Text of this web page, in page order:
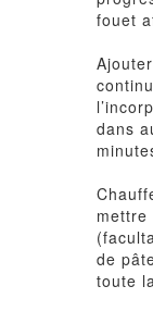
fouet
dans
mettre
de
toute